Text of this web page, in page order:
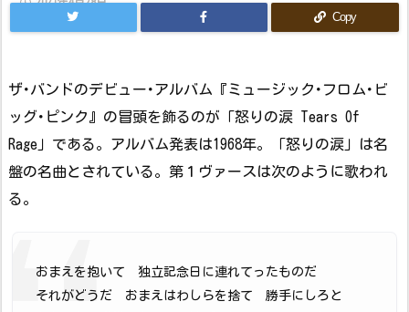
Copy
ザ･バンドのデビュー･アルバム『ミュージック･フロム･ビ
ッグ･ピンク』の冒頭を飾るのが「怒りの涙 Tears Of
Rage」である。アルバム発表は1968年。「怒りの涙」は名
盤の名曲とされている。第１ヴァースは次のように歌われ
る。
おまえを抱いて 独立記念日に連れてったものだ
それがどうだ おまえはわしらを捨て 勝手にしろと